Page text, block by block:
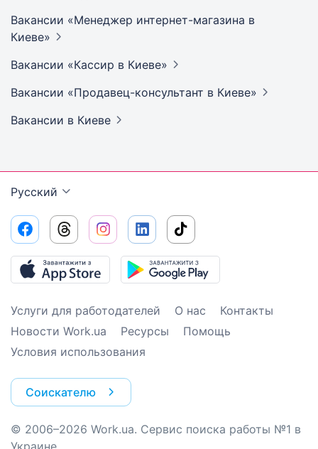
Вакансии «Менеджер интернет-магазина в
Киеве»
Вакансии «Кассир в Киеве»
Вакансии «Продавец-консультант в Киеве»
Вакансии в Киеве
Русский
Услуги для работодателей О нас
Контакты
Новости Work.ua
Ресурсы
Помощь
Условия использования
Соискателю
© 2006–2026 Work.ua. Сервис поиска работы №1 в
Украине.